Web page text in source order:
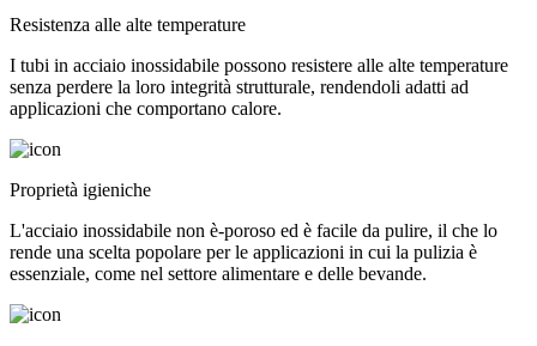
Resistenza alle alte temperature
I tubi in acciaio inossidabile possono resistere alle alte temperature
senza perdere la loro integrità strutturale, rendendoli adatti ad
applicazioni che comportano calore.
Proprietà igieniche
L'acciaio inossidabile non è-poroso ed è facile da pulire, il che lo
rende una scelta popolare per le applicazioni in cui la pulizia è
essenziale, come nel settore alimentare e delle bevande.